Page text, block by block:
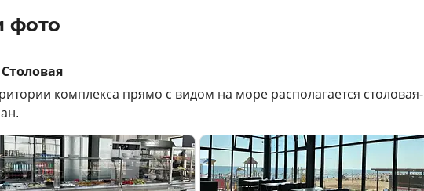
фото
комплекса прямо с видом на море располагается столовая-